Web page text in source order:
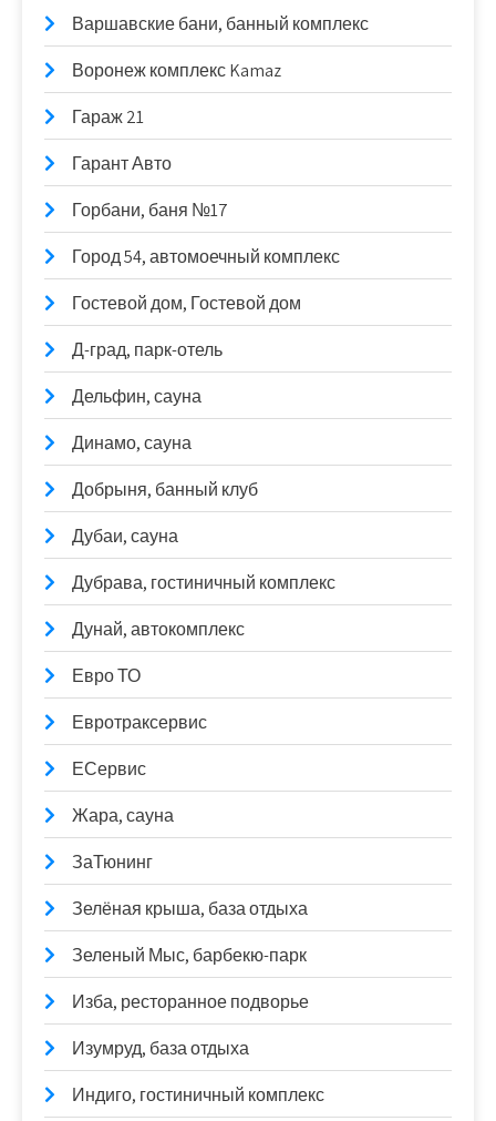
Варшавские бани, банный комплекс
Воронеж комплекс Kamaz
Гараж 21
Гарант Авто
Горбани, баня №17
Город 54, автомоечный комплекс
Гостевой дом, Гостевой дом
Д-град, парк-отель
Дельфин, сауна
Динамо, сауна
Добрыня, банный клуб
Дубаи, сауна
Дубрава, гостиничный комплекс
Дунай, автокомплекс
Евро ТО
Евротраксервис
ЕСервис
Жара, сауна
ЗаТюнинг
Зелёная крыша, база отдыха
Зеленый Мыс, барбекю-парк
Изба, ресторанное подворье
Изумруд, база отдыха
Индиго, гостиничный комплекс